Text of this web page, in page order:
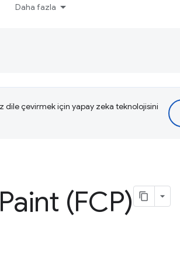
Daha fazla
çevirmek için yapay zeka teknolojisini
(FCP)